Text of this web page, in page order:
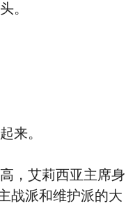
。
来。
，艾莉西亚主席身
战派和维护派的大